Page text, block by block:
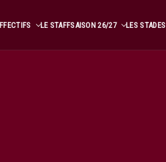
LE STAFFSAISON 26/27 LES STADES